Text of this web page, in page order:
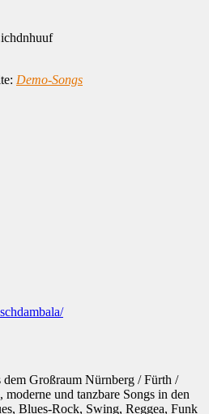
Demo-Songs
Großraum Nürnberg / Fürth /
und tanzbare Songs in den
Blues-Rock, Swing, Reggea, Funk